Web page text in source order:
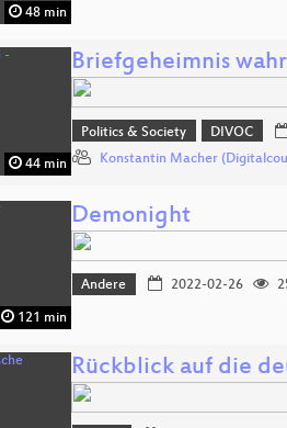
48 min
44 min
Briefgeheimnis
Politics & Society DIVOC
Konstantin Macher
121 min
Demonight
Andere 2022-02-26
Rückblick auf die